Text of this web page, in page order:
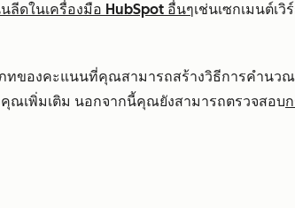
ดในเครื่องมือ HubSpot อื่นๆเช่นเซกเมนต์เ
ภทของคะแนนที่คุณสามารถสร้างวิธีการคำนว
ณเพิ่มเติม นอกจากนี้คุณยังสามารถตรวจสอบ